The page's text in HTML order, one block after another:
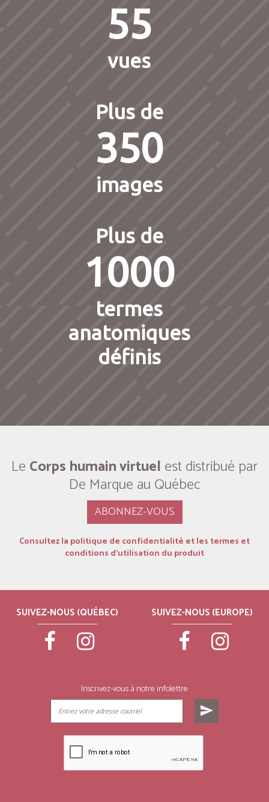
55
vues
Plus de
350
images
Plus de
1000
termes
anatomiques
définis
Le Corps humain virtuel est distribué par
De Marque au Québec
ABONNEZ-VOUS
Consultez la politique de confidentialité et les termes et
conditions d’utilisation du produit
SUIVEZ-NOUS (QUÉBEC) SUIVEZ-NOUS (EUROPE)
Inscrivez-vous à notre infolettre
send